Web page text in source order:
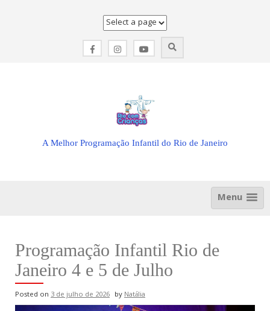
A Melhor Programação Infantil do Rio de Janeiro
Menu
Programação Infantil Rio de
Janeiro 4 e 5 de Julho
Posted on 3 de julho de 2026 byNatália